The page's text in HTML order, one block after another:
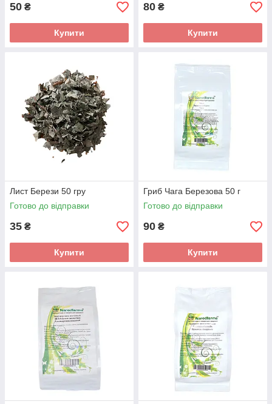
50 ₴
Купити
80 ₴
Купити
Лист Берези 50 гру
Готово до відправки
35 ₴
Купити
Гриб Чага Березова 50 г
Готово до відправки
90 ₴
Купити